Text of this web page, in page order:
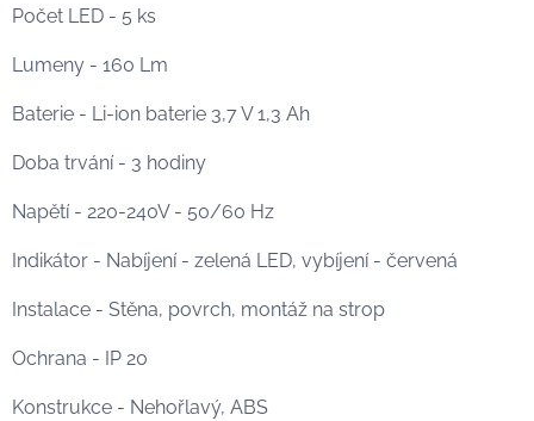
Počet LED - 5 ks
Lumeny - 160 Lm
Baterie - Li-ion baterie 3,7 V 1,3 Ah
Doba trvání - 3 hodiny
Napětí - 220-240V - 50/60 Hz
Indikátor - Nabíjení - zelená LED, vybíjení - červená
Instalace - Stěna, povrch, montáž na strop
Ochrana - IP 20
Konstrukce - Nehořlavý, ABS